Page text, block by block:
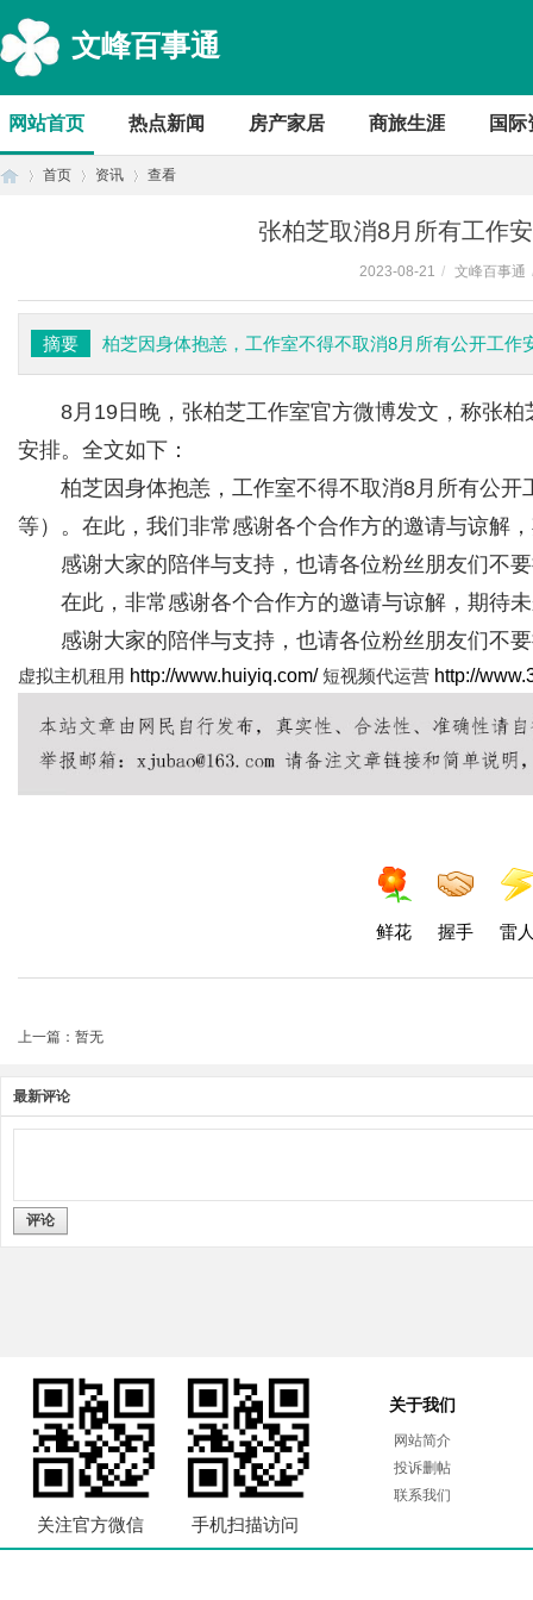
文峰百事通
网站首页 热点新闻 房产家居 商旅生涯 国际
首页 资讯 查看
张柏芝取消8月所有工作
2023-08-21 / 文峰百事通
摘要 柏芝因身体抱恙，工作室不得不取消8月所有公开工
8月19日晚，张柏芝工作室官方微博发文，称张
安排。全文如下：
柏芝因身体抱恙，工作室不得不取消8月所有公
等）。在此，我们非常感谢各个合作方的邀请与谅解
感谢大家的陪伴与支持，也请各位粉丝朋友们不
在此，非常感谢各个合作方的邀请与谅解，期待
感谢大家的陪伴与支持，也请各位粉丝朋友们不
虚拟主机租用 http://www.huiyiq.com/短视频代运营 http://
鲜花 握手 雷
上一篇：暂无
最新评论
评论
关注官方微信 手机扫描访问
关于我们
网站简介
投诉删帖
联系我们